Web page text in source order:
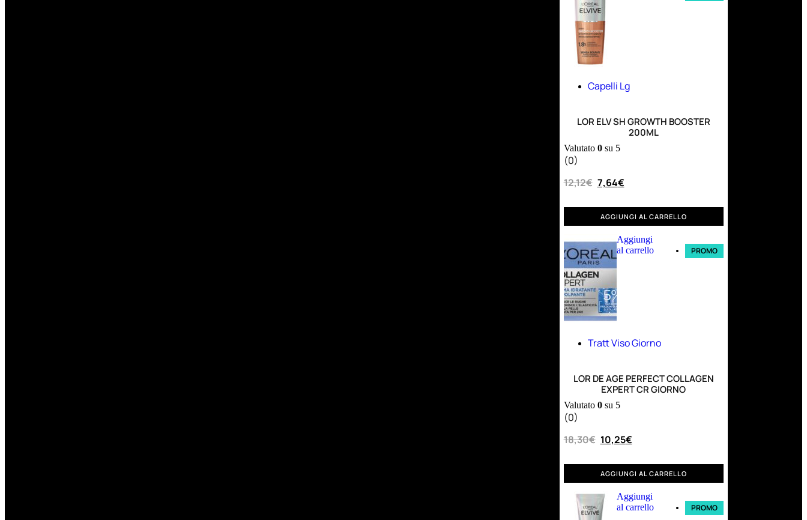
Capelli Lg
LOR ELV SH GROWTH BOOSTER
200ML
Valutato 0su 5
(0)
12,12€ 7,64€
AGGIUNGI AL CARRELLO
Aggiungi
al carrello
PROMO
Tratt Viso Giorno
LOR DE AGE PERFECT COLLAGEN
EXPERT CR GIORNO
Valutato 0su 5
(0)
18,30€ 10,25€
AGGIUNGI AL CARRELLO
Aggiungi
al carrello
PROMO